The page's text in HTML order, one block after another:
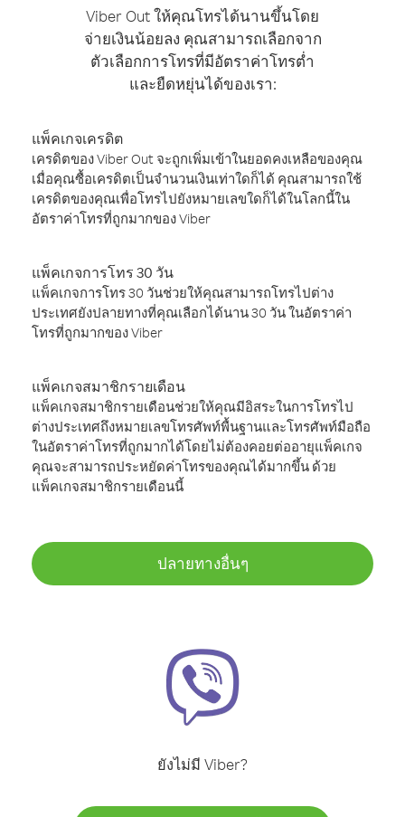
Viber Out ให้คุณโทรได้นานขึ้นโดย
จ่ายเงินน้อยลง คุณสามารถเลือกจาก
ตัวเลือกการโทรที่มีอัตราค่าโทรต่ำ
และยืดหยุ่นได้ของเรา:
แพ็คเกจเครดิต
เครดิตของ Viber Out จะถูกเพิ่มเข้าในยอดคงเหลือของคุณ
เมื่อคุณซื้อเครดิตเป็นจำนวนเงินเท่าใดก็ได้ คุณสามารถใช้
เครดิตของคุณเพื่อโทรไปยังหมายเลขใดก็ได้ในโลกนี้ใน
อัตราค่าโทรที่ถูกมากของ Viber
แพ็คเกจการโทร 30 วัน
แพ็คเกจการโทร 30 วันช่วยให้คุณสามารถโทรไปต่าง
ประเทศยังปลายทางที่คุณเลือกได้นาน 30 วัน ในอัตราค่า
โทรที่ถูกมากของ Viber
แพ็คเกจสมาชิกรายเดือน
แพ็คเกจสมาชิกรายเดือนช่วยให้คุณมีอิสระในการโทรไป
ต่างประเทศถึงหมายเลขโทรศัพท์พื้นฐานและโทรศัพท์มือถือ
ในอัตราค่าโทรที่ถูกมากได้โดยไม่ต้องคอยต่ออายุแพ็คเกจ
คุณจะสามารถประหยัดค่าโทรของคุณได้มากขึ้น ด้วย
แพ็คเกจสมาชิกรายเดือนนี้
ปลายทางอื่นๆ
ยังไม่มี Viber?